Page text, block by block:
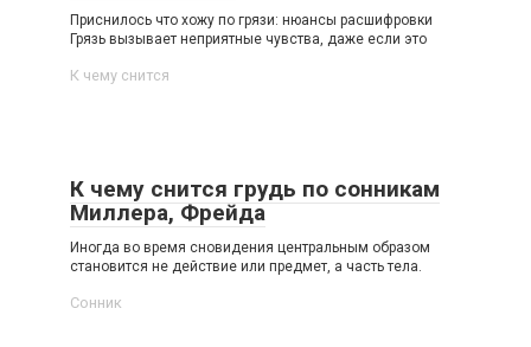
Приснилось что хожу по грязи: нюансы расшифровки
Грязь вызывает неприятные чувства, даже если это
К чему снится
К чему снится грудь по сонникам
Миллера, Фрейда
Иногда во время сновидения центральным образом
становится не действие или предмет, а часть тела.
Сонник